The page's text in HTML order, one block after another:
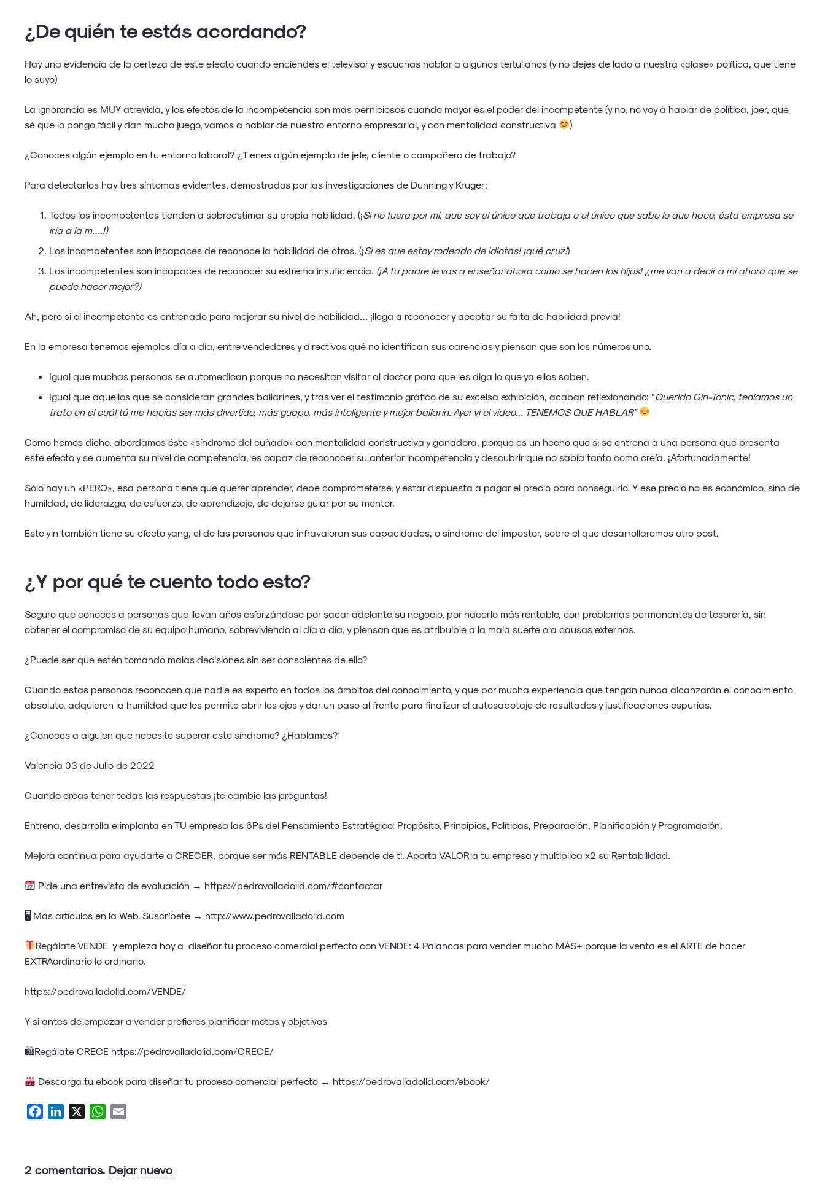
¿De quién te estás acordando?
Hay una evidencia de la certeza de este efecto cuando enciendes el televisor y escuchas hablar a algunos tertulianos (y no dejes de lado a nuestra «clase» política, que tiene
lo suyo)
La ignorancia es MUY atrevida, y los efectos de la incompetencia son más perniciosos cuando mayor es el poder del incompetente (y no, no voy a hablar de política, joer, que
sé que lo pongo fácil y dan mucho juego, vamos a hablar de nuestro entorno empresarial, y con mentalidad constructiva
)
¿Conoces algún ejemplo en tu entorno laboral? ¿Tienes algún ejemplo de jefe, cliente o compañero de trabajo?
Para detectarlos hay tres síntomas evidentes, demostrados por las investigaciones de Dunning y Kruger:
Todos los incompetentes tienden a sobreestimar su propia habilidad. (¡Si no fuera por mí, que soy el único que trabaja o el único que sabe lo que hace, ésta empresa se
iría a la m….!)
Los incompetentes son incapaces de reconoce la habilidad de otros. (¡Si es que estoy rodeado de idiotas! ¡qué cruz!)
Los incompetentes son incapaces de reconocer su extrema insuficiencia. (¡A tu padre le vas a enseñar ahora como se hacen los hijos! ¿me van a decir a mí ahora que se
puede hacer mejor?)
Ah, pero si el incompetente es entrenado para mejorar su nivel de habilidad… ¡llega a reconocer y aceptar su falta de habilidad previa!
En la empresa tenemos ejemplos día a día, entre vendedores y directivos qué no identifican sus carencias y piensan que son los números uno.
Igual que muchas personas se automedican porque no necesitan visitar al doctor para que les diga lo que ya ellos saben.
Igual que aquellos que se consideran grandes bailarines, y tras ver el testimonio gráfico de su excelsa exhibición, acaban reflexionando: “Querido Gin-Tonic, teníamos un
trato en el cuál tú me hacías ser más divertido, más guapo, más inteligente y mejor bailarín. Ayer vi el video… TENEMOS QUE HABLAR”
Como hemos dicho, abordamos éste «síndrome del cuñado» con mentalidad constructiva y ganadora, porque es un hecho que si se entrena a una persona que presenta
este efecto y se aumenta su nivel de competencia, es capaz de reconocer su anterior incompetencia y descubrir que no sabía tanto como creía. ¡Afortunadamente!
Sólo hay un «PERO», esa persona tiene que querer aprender, debe comprometerse, y estar dispuesta a pagar el precio para conseguirlo. Y ese precio no es económico, sino de
humildad, de liderazgo, de esfuerzo, de aprendizaje, de dejarse guiar por su mentor.
Este yin también tiene su efecto yang, el de las personas que infravaloran sus capacidades, o síndrome del impostor, sobre el que desarrollaremos otro post.
¿Y por qué te cuento todo esto?
Seguro que conoces a personas que llevan años esforzándose por sacar adelante su negocio, por hacerlo más rentable, con problemas permanentes de tesorería, sin
obtener el compromiso de su equipo humano, sobreviviendo al día a día, y piensan que es atribuible a la mala suerte o a causas externas.
¿Puede ser que estén tomando malas decisiones sin ser conscientes de ello?
Cuando estas personas reconocen que nadie es experto en todos los ámbitos del conocimiento, y que por mucha experiencia que tengan nunca alcanzarán el conocimiento
absoluto, adquieren la humildad que les permite abrir los ojos y dar un paso al frente para finalizar el autosabotaje de resultados y justificaciones espurias.
¿Conoces a alguien que necesite superar este síndrome? ¿Hablamos?
Valencia 03 de Julio de 2022
Cuando creas tener todas las respuestas ¡te cambio las preguntas!
Entrena, desarrolla e implanta en TU empresa las 6Ps del Pensamiento Estratégico: Propósito, Principios, Políticas, Preparación, Planificación y Programación.
Mejora continua para ayudarte a CRECER, porque ser más RENTABLE depende de ti. Aporta VALOR a tu empresa y multiplica x2 su Rentabilidad.
Pide una entrevista de evaluación → https://pedrovalladolid.com/#contactar
🖥 Más artículos en la Web. Suscríbete → http://www.pedrovalladolid.com
Regálate VENDE y empieza hoy a diseñar tu proceso comercial perfecto conVENDE: 4 Palancas para vender mucho MÁS+ porque la venta es el ARTE de hacer
EXTRAordinario lo ordinario.
https://pedrovalladolid.com/VENDE/
Y si antes de empezar a vender prefieres planificar metas y objetivos
🛍Regálate CRECE https://pedrovalladolid.com/CRECE/
Descarga tu ebook para diseñar tu proceso comercial perfecto → https://pedrovalladolid.com/ebook/
FacebookLinkedIn WhatsApp
2 comentarios. Dejar nuevo